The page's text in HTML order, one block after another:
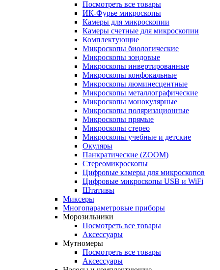
Посмотреть все товары
ИК-Фурье микроскопы
Камеры для микроскопии
Камеры счетные для микроскопии
Комплектующие
Микроскопы биологические
Микроскопы зондовые
Микроскопы инвертированные
Микроскопы конфокальные
Микроскопы люминесцентные
Микроскопы металлографические
Микроскопы монокулярные
Микроскопы поляризационные
Микроскопы прямые
Микроскопы стерео
Микроскопы учебные и детские
Окуляры
Панкратические (ZOOM)
Стереомикроскопы
Цифровые камеры для микроскопов
Цифровые микроскопы USB и WiFi
Штативы
Миксеры
Многопараметровые приборы
Морозильники
Посмотреть все товары
Аксессуары
Мутномеры
Посмотреть все товары
Аксессуары